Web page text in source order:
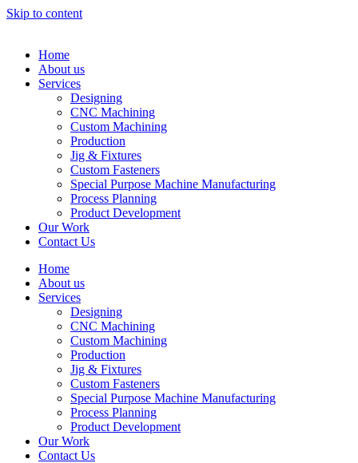
Skip to content
Home
About us
Services
Designing
CNC Machining
Custom Machining
Production
Jig & Fixtures
Custom Fasteners
Special Purpose Machine Manufacturing
Process Planning
Product Development
Our Work
Contact Us
Home
About us
Services
Designing
CNC Machining
Custom Machining
Production
Jig & Fixtures
Custom Fasteners
Special Purpose Machine Manufacturing
Process Planning
Product Development
Our Work
Contact Us